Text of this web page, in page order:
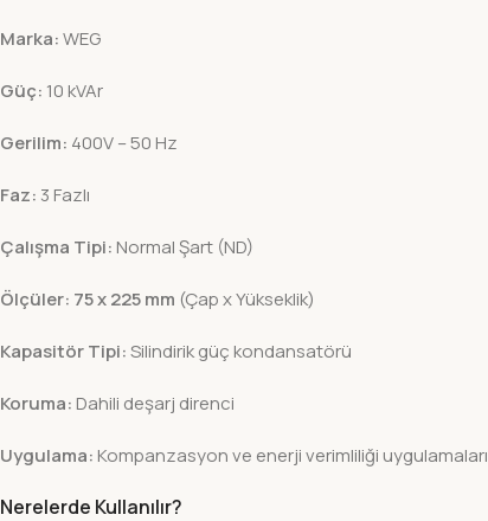
Marka:WEG
Güç: 10 kVAr
Gerilim: 400V – 50 Hz
Faz: 3 Fazlı
Çalışma Tipi: Normal Şart (ND)
Ölçüler: 75 x 225 mm (Çap x Yükseklik)
Kapasitör Tipi:Silindirik güç kondansatörü
Koruma: Dahili deşarj direnci
Uygulama: Kompanzasyon ve enerji verimliliği uygulamaları
Nerelerde Kullanılır?